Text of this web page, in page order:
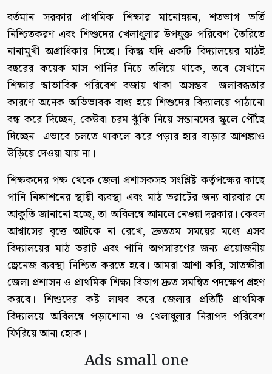
বর্তমান সরকার প্রাথমিক শিক্ষার মানোন্নয়ন, শতভাগ ভর্তি
নিশ্চিতকরণ এবং শিশুদের খেলাধুলার উপযুক্ত পরিবেশ তৈরিতে
নানামুখী অগ্রাধিকার দিচ্ছে। কিন্তু যদি একটি বিদ্যালয়ের মাঠই
বছরের কয়েক মাস পানির নিচে তলিয়ে থাকে, তবে সেখানে
শিক্ষার স্বাভাবিক পরিবেশ বজায় থাকা অসম্ভব। জলাবদ্ধতার
কারণে অনেক অভিভাবক বাধ্য হয়ে শিশুদের বিদ্যালয়ে পাঠানো
বন্ধ করে দিচ্ছেন, কেউবা চরম ঝুঁকি নিয়ে সন্তানদের স্কুলে পৌঁছে
দিচ্ছেন। এভাবে চলতে থাকলে ঝরে পড়ার হার বাড়ার আশঙ্কাও
উড়িয়ে দেওয়া যায় না।
শিক্ষকদের পক্ষ থেকে জেলা প্রশাসকসহ সংশ্লিষ্ট কর্তৃপক্ষের কাছে
পানি নিষ্কাশনের স্থায়ী ব্যবস্থা এবং মাঠ ভরাটের জন্য বারবার যে
আকুতি জানানো হচ্ছে, তা অবিলম্বে আমলে নেওয়া দরকার। কেবল
আশ্বাসের বৃত্তে আটকে না রেখে, দ্রুততম সময়ের মধ্যে এসব
বিদ্যালয়ের মাঠ ভরাট এবং পানি অপসারণের জন্য প্রয়োজনীয়
ড্রেনেজ ব্যবস্থা নিশ্চিত করতে হবে। আমরা আশা করি, সাতক্ষীরা
জেলা প্রশাসন ও প্রাথমিক শিক্ষা বিভাগ দ্রুত সমন্বিত পদক্ষেপ গ্রহণ
করবে। শিশুদের কষ্ট লাঘব করে জেলার প্রতিটি প্রাথমিক
বিদ্যালয়ে অবিলম্বে পড়াশোনা ও খেলাধুলার নিরাপদ পরিবেশ
ফিরিয়ে আনা হোক।
Ads small one